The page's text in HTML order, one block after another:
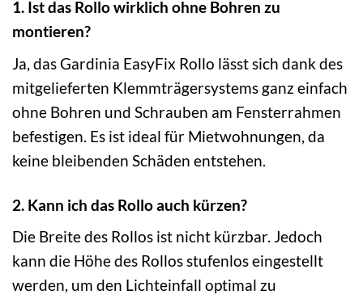
1. Ist das Rollo wirklich ohne Bohren zu
montieren?
Ja, das Gardinia EasyFix Rollo lässt sich dank des
mitgelieferten Klemmträgersystems ganz einfach
ohne Bohren und Schrauben am Fensterrahmen
befestigen. Es ist ideal für Mietwohnungen, da
keine bleibenden Schäden entstehen.
2. Kann ich das Rollo auch kürzen?
Die Breite des Rollos ist nicht kürzbar. Jedoch
kann die Höhe des Rollos stufenlos eingestellt
werden, um den Lichteinfall optimal zu